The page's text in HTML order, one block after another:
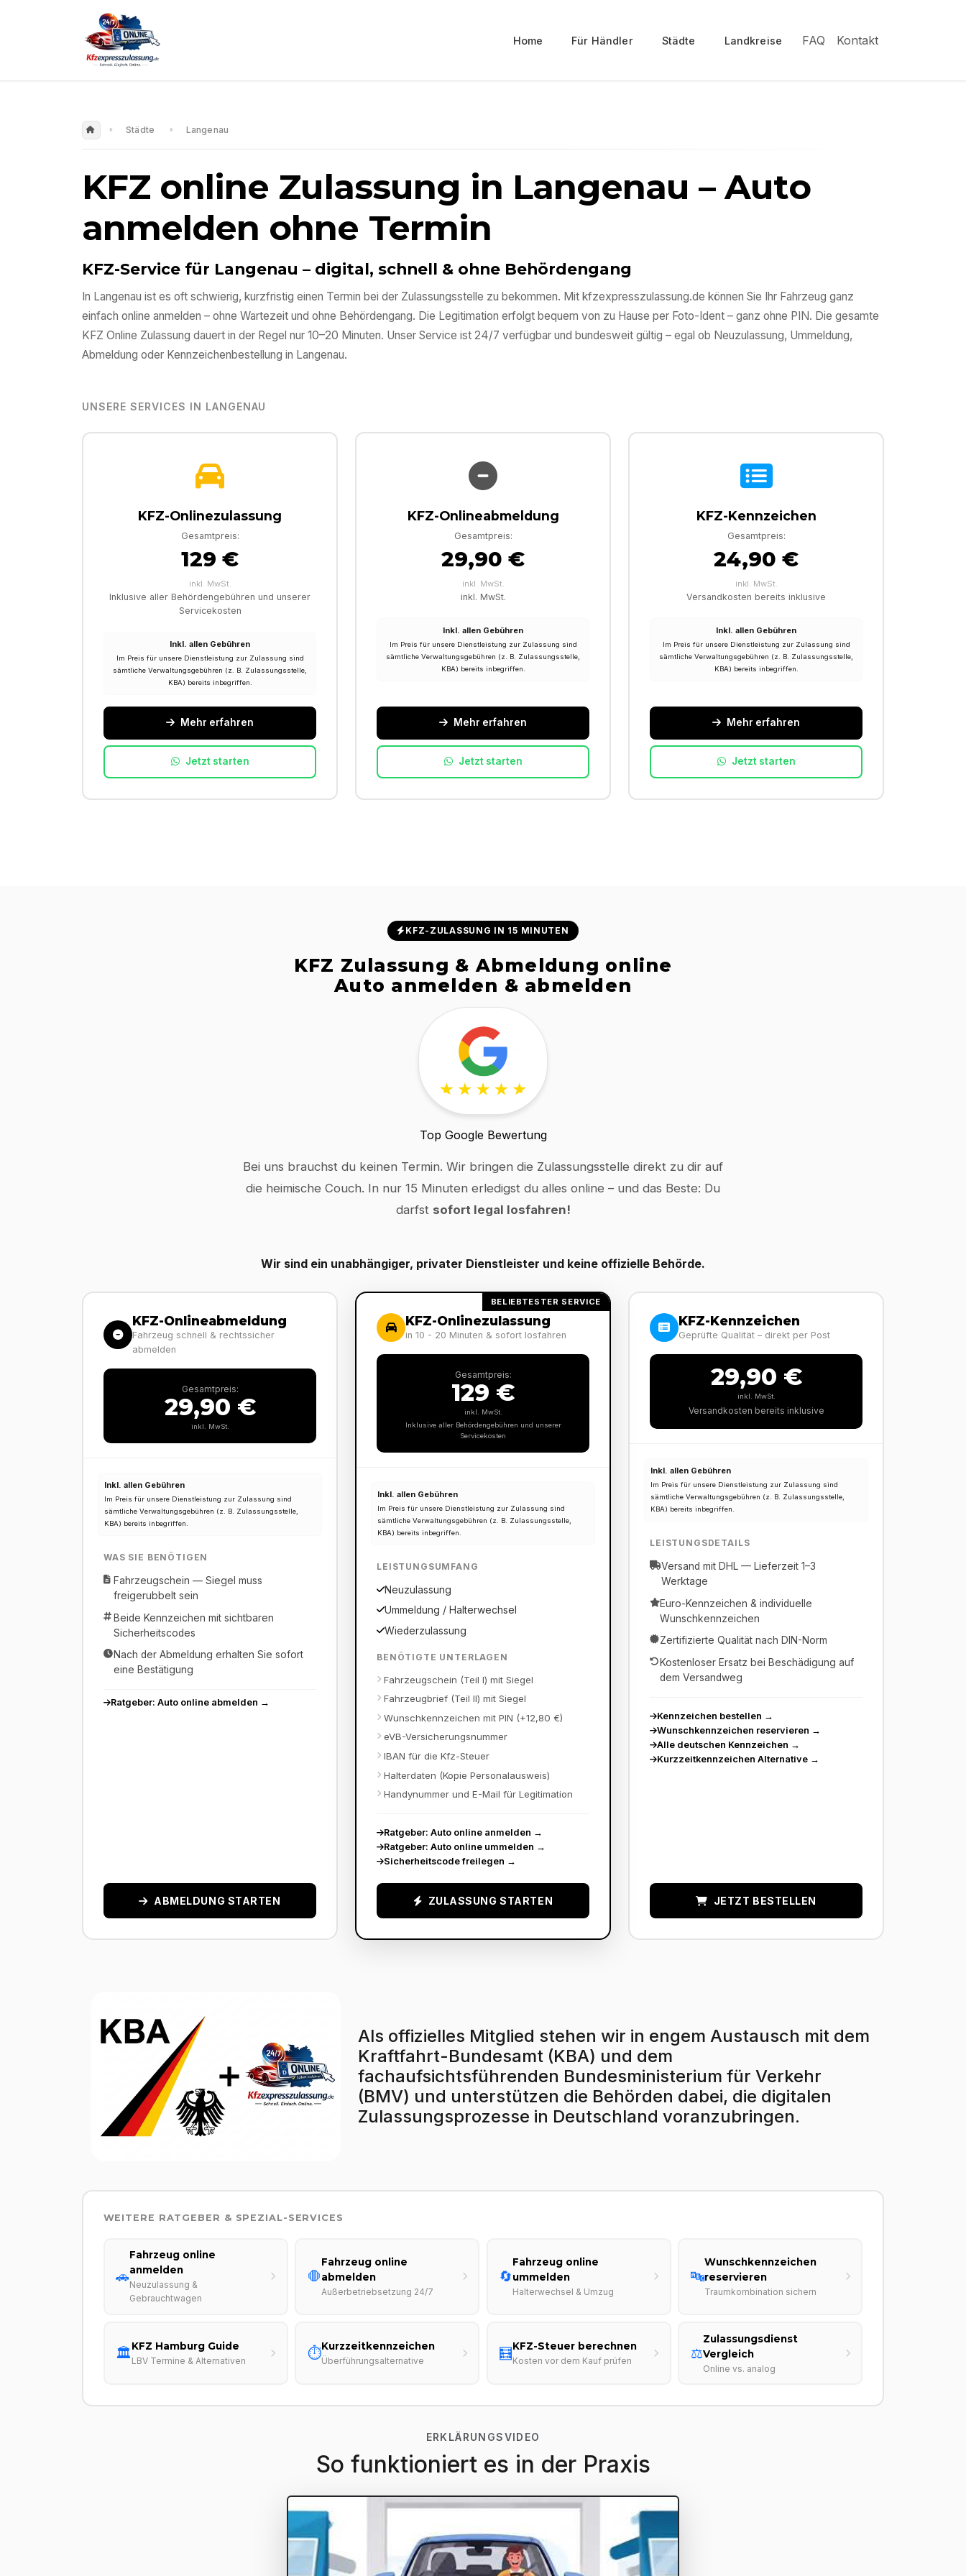
Home Für Händler Städte Landkreise FAQ Kontakt
Städte Langenau
KFZ online Zulassung in Langenau – Auto
anmelden ohne Termin
KFZ-Service für Langenau – digital, schnell & ohne Behördengang
In Langenau ist es oft schwierig, kurzfristig einen Termin bei der Zulassungsstelle zu bekommen. Mit kfzexpresszulassung.de können Sie Ihr Fahrzeug ganz
einfach online anmelden – ohne Wartezeit und ohne Behördengang. Die Legitimation erfolgt bequem von zu Hause per Foto-Ident – ganz ohne PIN. Die gesamte
KFZ Online Zulassung dauert in der Regel nur 10–20 Minuten. Unser Service ist 24/7 verfügbar und bundesweit gültig – egal ob Neuzulassung, Ummeldung,
Abmeldung oder Kennzeichenbestellung in Langenau.
UNSERE SERVICES IN LANGENAU
KFZ-Onlinezulassung
Gesamtpreis:
129 €
inkl. MwSt.
Inklusive aller Behördengebühren und unserer
Servicekosten
Inkl. allen Gebühren
Im Preis für unsere Dienstleistung zur Zulassung sind
sämtliche Verwaltungsgebühren (z. B. Zulassungsstelle,
KBA) bereits inbegriffen.
Mehr erfahren
Jetzt starten
KFZ-Onlineabmeldung
Gesamtpreis:
29,90 €
inkl. MwSt.
inkl. MwSt.
Inkl. allen Gebühren
Im Preis für unsere Dienstleistung zur Zulassung sind
sämtliche Verwaltungsgebühren (z. B. Zulassungsstelle,
KBA) bereits inbegriffen.
Mehr erfahren
Jetzt starten
KFZ-Kennzeichen
Gesamtpreis:
24,90 €
inkl. MwSt.
Versandkosten bereits inklusive
Inkl. allen Gebühren
Im Preis für unsere Dienstleistung zur Zulassung sind
sämtliche Verwaltungsgebühren (z. B. Zulassungsstelle,
KBA) bereits inbegriffen.
Mehr erfahren
Jetzt starten
KFZ-ZULASSUNG IN 15 MINUTEN
KFZ Zulassung & Abmeldung online
Auto anmelden & abmelden
Top Google Bewertung
Bei uns brauchst du keinen Termin. Wir bringen die Zulassungsstelle direkt zu dir auf
die heimische Couch. In nur 15 Minuten erledigst du alles online – und das Beste: Du
darfst sofort legal losfahren!
Wir sind ein unabhängiger, privater Dienstleister und keine offizielle Behörde.
KFZ-Onlineabmeldung
Fahrzeug schnell & rechtssicher
abmelden
Gesamtpreis:
29,90 €
inkl. MwSt.
Inkl. allen Gebühren
Im Preis für unsere Dienstleistung zur Zulassung sind
sämtliche Verwaltungsgebühren (z. B. Zulassungsstelle,
KBA) bereits inbegriffen.
WAS SIE BENÖTIGEN
Fahrzeugschein — Siegel muss
freigerubbelt sein
Beide Kennzeichen mit sichtbaren
Sicherheitscodes
Nach der Abmeldung erhalten Sie sofort
eine Bestätigung
Ratgeber: Auto online abmelden →
ABMELDUNG STARTEN
BELIEBTESTER SERVICE
KFZ-Onlinezulassung
in 10 - 20 Minuten & sofort losfahren
Gesamtpreis:
129 €
inkl. MwSt.
Inklusive aller Behördengebühren und unserer
Servicekosten
Inkl. allen Gebühren
Im Preis für unsere Dienstleistung zur Zulassung sind
sämtliche Verwaltungsgebühren (z. B. Zulassungsstelle,
KBA) bereits inbegriffen.
LEISTUNGSUMFANG
Neuzulassung
Ummeldung / Halterwechsel
Wiederzulassung
BENÖTIGTE UNTERLAGEN
Fahrzeugschein (Teil I) mit Siegel
Fahrzeugbrief (Teil II) mit Siegel
Wunschkennzeichen mit PIN (+12,80 €)
eVB-Versicherungsnummer
IBAN für die Kfz-Steuer
Halterdaten (Kopie Personalausweis)
Handynummer und E-Mail für Legitimation
Ratgeber: Auto online anmelden →
Ratgeber: Auto online ummelden →
Sicherheitscode freilegen →
ZULASSUNG STARTEN
KFZ-Kennzeichen
Geprüfte Qualität – direkt per Post
29,90 €
inkl. MwSt.
Versandkosten bereits inklusive
Inkl. allen Gebühren
Im Preis für unsere Dienstleistung zur Zulassung sind
sämtliche Verwaltungsgebühren (z. B. Zulassungsstelle,
KBA) bereits inbegriffen.
LEISTUNGSDETAILS
Versand mit DHL — Lieferzeit 1–3
Werktage
Euro-Kennzeichen & individuelle
Wunschkennzeichen
Zertifizierte Qualität nach DIN-Norm
Kostenloser Ersatz bei Beschädigung auf
dem Versandweg
Kennzeichen bestellen →
Wunschkennzeichen reservieren →
Alle deutschen Kennzeichen →
Kurzzeitkennzeichen Alternative →
JETZT BESTELLEN
Als offizielles Mitglied stehen wir in engem Austausch mit dem
Kraftfahrt-Bundesamt (KBA) und dem
fachaufsichtsführenden Bundesministerium für Verkehr
(BMV) und unterstützen die Behörden dabei, die digitalen
Zulassungsprozesse in Deutschland voranzubringen.
WEITERE RATGEBER & SPEZIAL-SERVICES
🚗
Fahrzeug online
anmelden
Neuzulassung &
Gebrauchtwagen
🛑
Fahrzeug online
abmelden
Außerbetriebsetzung 24/7
🔄
Fahrzeug online
ummelden
Halterwechsel & Umzug
🔤
Wunschkennzeichen
reservieren
Traumkombination sichern
🏛️KFZ Hamburg Guide
LBV Termine & Alternativen ⏱️Kurzzeitkennzeichen
Überführungsalternative 🧮KFZ-Steuer berechnen
Kosten vor dem Kauf prüfen ⚖️
Zulassungsdienst
Vergleich
Online vs. analog
ERKLÄRUNGSVIDEO
So funktioniert es in der Praxis